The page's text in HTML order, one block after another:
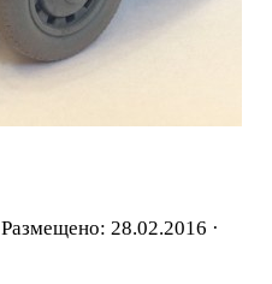
Размещено: 28.02.2016 ·